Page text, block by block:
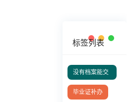
标签列表
没有档案能交
社保吗
毕业证补办